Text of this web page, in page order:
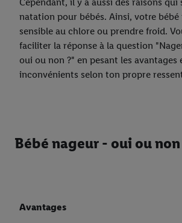
natation pour bébés. Ainsi, votre
sensible au chlore ou prendre froid.
faciliter la réponse à la question
oui ou non ?" en pesant les avantages
inconvénients selon ton propre
Bébé nageur - oui ou non
Avantages